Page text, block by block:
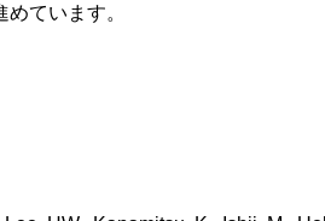
ています。